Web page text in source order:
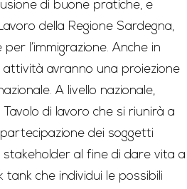
di buone pratiche, e
della Regione Sardegna,
l’immigrazione. Anche in
avranno una proiezione
A livello nazionale,
di lavoro che si riunirà a
dei soggetti
al fine di dare vita a
che individui le possibili